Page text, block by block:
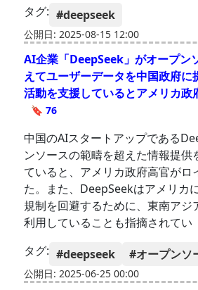
タグ: #deepseek
公開日: 2025-08-15 12:00
AI企業「DeepSeek」がオープン
えてユーザーデータを中国政府に
活動を支援しているとアメリカ政
🔖 76
中国のAIスタートアップである
ンソースの範疇を超えた情報提供
ていると、アメリカ政府高官がロ
た。また、DeepSeekはアメリカ
規制を回避するために、東南アジ
利用していることも指摘されてい
タグ: #deepseek #オープンソ
公開日: 2025-06-25 00:00